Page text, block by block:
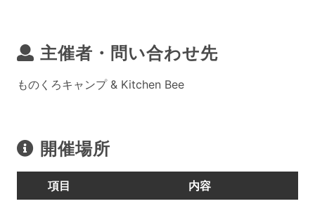
主催者・問い合わせ先
ものくろキャンプ & Kitchen Bee
開催場所
項目 内容